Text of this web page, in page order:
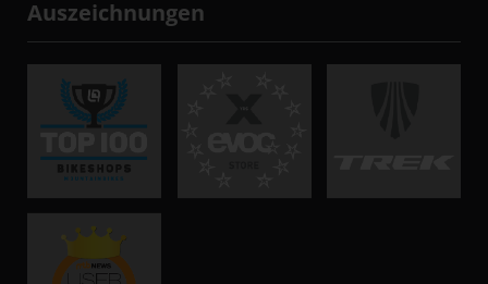
Auszeichnungen